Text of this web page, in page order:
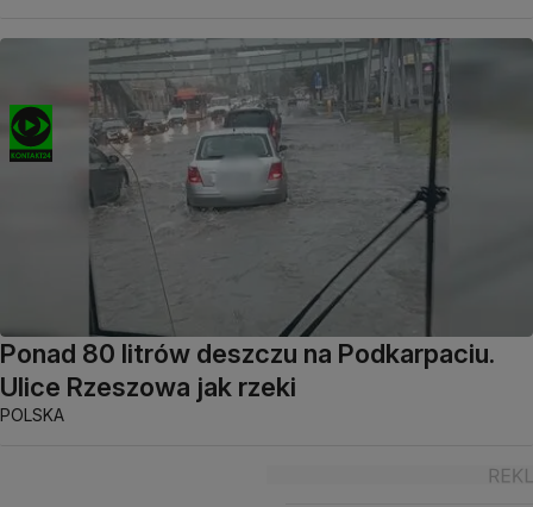
Ponad 80 litrów deszczu na Podkarpaciu.
Ulice Rzeszowa jak rzeki
POLSKA